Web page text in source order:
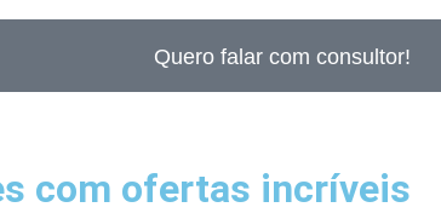
Quero falar com consultor!
com ofertas incríveis